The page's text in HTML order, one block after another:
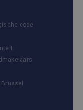
code
Brussel.